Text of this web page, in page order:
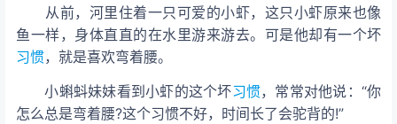
从前，河里住着一只可爱的小虾，这只小虾原来也像
鱼一样，身体直直的在水里游来游去。可是他却有一个坏
习惯，就是喜欢弯着腰。
小蝌蚪妹妹看到小虾的这个坏习惯，常常对他说：“你
怎么总是弯着腰?这个习惯不好，时间长了会驼背的!”